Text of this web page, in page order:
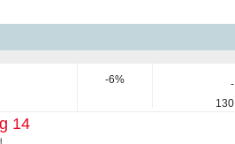
-6% -
130
14